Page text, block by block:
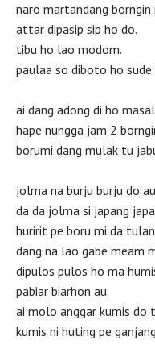
naro martandang borngin
attar dipasip sip ho do.
tibu ho lao modom.
paulaa so diboto ho sude
ai dang adong di ho
hape nungga jam 2
borumi dang mulak tu
jolma na burju burju do
da da jolma si japang
huririt pe boru mi da
dang na lao gabe meam
dipulos pulos ho ma
pabiar biarhon au.
ai molo anggar kumis do
kumis ni huting pe